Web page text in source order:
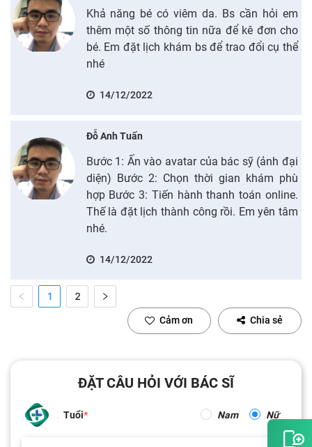
Khả năng bé có viêm da. Bs cần hỏi em
thêm một số thông tin nữa để kê đơn cho
bé. Em đặt lịch khám bs để trao đổi cụ thể
nhé
14/12/2022
Đỗ Anh Tuấn
Bước 1: Ấn vào avatar của bác sỹ (ảnh đại
diện) Bước 2: Chọn thời gian khám phù
hợp Bước 3: Tiến hành thanh toán online.
Thế là đặt lịch thành công rồi. Em yên tâm
nhé.
14/12/2022
1 2
Cảm ơn Chia sẻ
ĐẶT CÂU HỎI VỚI BÁC SĨ
Tuổi Nam Nữ